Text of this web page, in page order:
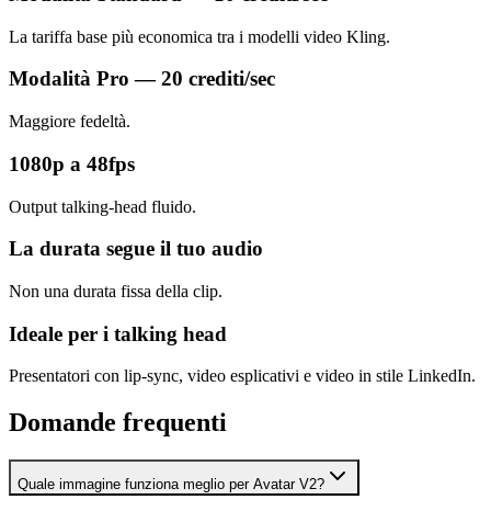
La tariffa base più economica tra i modelli video Kling.
Modalità Pro — 20 crediti/sec
Maggiore fedeltà.
1080p a 48fps
Output talking-head fluido.
La durata segue il tuo audio
Non una durata fissa della clip.
Ideale per i talking head
Presentatori con lip-sync, video esplicativi e video in stile LinkedIn.
Domande frequenti
Quale immagine funziona meglio per Avatar V2?